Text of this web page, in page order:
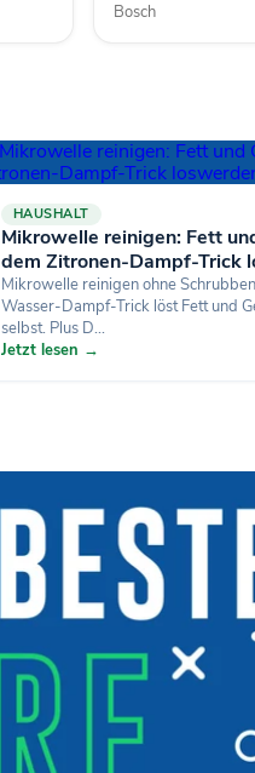
Bosch
HAUSHALT
Mikrowelle reinigen: Fett
dem Zitronen-Dampf-Trick
Mikrowelle reinigen ohne
Wasser-Dampf-Trick löst Fett und
selbst. Plus D...
Jetzt lesen →